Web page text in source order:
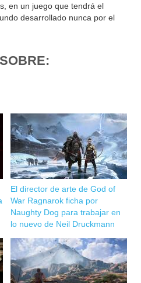
en un juego que tendrá el
desarrollado nunca por el
El director de arte de God of
War Ragnarok ficha por
Naughty Dog para trabajar en
lo nuevo de Neil Druckmann